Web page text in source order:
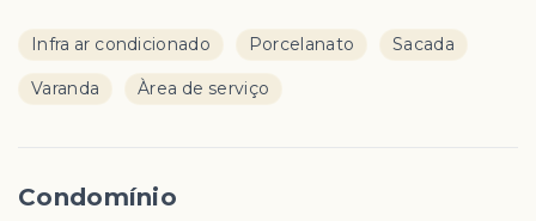
Infra ar condicionado Porcelanato Sacada
Varanda Àrea de serviço
Condomínio